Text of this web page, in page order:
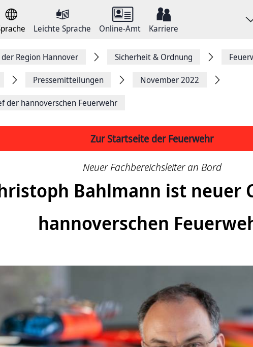
Leichte Sprache Online-Amt Karriere
Region Hannover Sicherheit & Ordnung
Pressemitteilungen November 2022
der hannoverschen Feuerwehr
Zur Startseite der Feuerwehr
Neuer Fachbereichsleiter an Bord
Bahlmann ist neuer
hannoverschen